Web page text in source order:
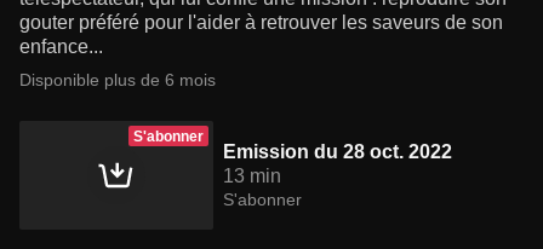
gouter préféré pour l'aider à retrouver les saveurs de son
enfance...
Disponible plus de 6 mois
S'abonner
Emission du 28 oct. 2022
13 min
S'abonner